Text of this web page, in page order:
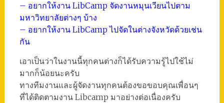
– อยากให้งาน LibCamp จัดงานหมุนเวียนไปตาม
มหาวิทยาลัยต่างๆ บ้าง
– อยากให้งาน LibCamp ไปจัดในต่างจังหวัดด้วยเช่น
กัน
เอาเป็นว่าในงานนี้ทุกคนต่างก็ได้รับความรู้ไปใช้ไม่
มากก็น้อยนะครับ
ทางทีมงานและผู้จัดงานทุกคนต้องขอขอบคุณเพื่อนๆ
ที่ได้ติดตามงาน Libcamp มาอย่างต่อเนื่องครับ